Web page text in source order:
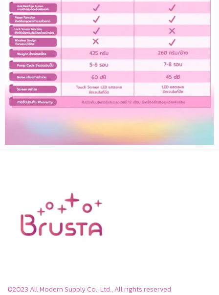
©2023 All Modern Supply Co., Ltd., All rights reserved